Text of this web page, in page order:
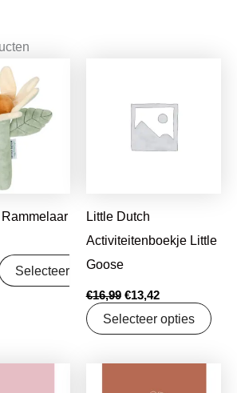
Huidige
prijs
Selecteer
Little Dutch
Activiteitenboekje Little
Goose
€16,99
€16,99.
€13,42
€13,42.
Selecteer opties